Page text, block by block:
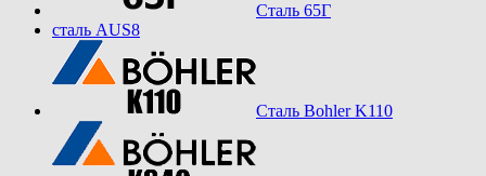
Сталь 65Г
сталь AUS8
Сталь Bohler K110